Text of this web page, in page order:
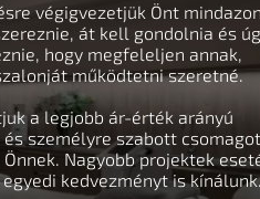
végigvezetjük Önt
át kell gondolnia és
hogy megfeleljen annak,
működtetni szeretné.
a legjobb ár-érték arányú
személyre szabott csomagot
Nagyobb projektek
egyedi kedvezményt is